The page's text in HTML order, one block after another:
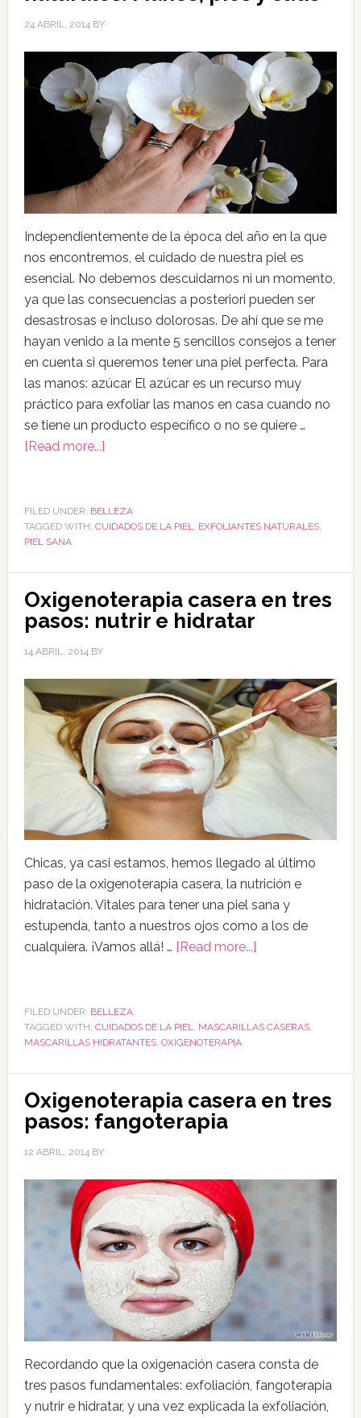
24 ABRIL, 2014BY
Independientemente de la época del año en la que
nos encontremos, el cuidado de nuestra piel es
esencial. No debemos descuidarnos ni un momento,
ya que las consecuencias a posteriori pueden ser
desastrosas e incluso dolorosas. De ahí que se me
hayan venido a la mente 5 sencillos consejos a tener
en cuenta si queremos tener una piel perfecta. Para
las manos: azúcar El azúcar es un recurso muy
práctico para exfoliar las manos en casa cuando no
se tiene un producto específico o no se quiere …
[Read more...]
FILED UNDER: BELLEZA
TAGGED WITH: CUIDADOS DE LA PIEL EXFOLIANTES NATURALES,
PIEL SANA
Oxigenoterapia casera en tres
pasos: nutrir e hidratar
14 ABRIL, 2014 BY
Chicas, ya casi estamos, hemos llegado al último
paso de la oxigenoterapia casera, la nutrición e
hidratación. Vitales para tener una piel sana y
estupenda, tanto a nuestros ojos como a los de
cualquiera. ¡Vamos allá! … [Read more...]
FILED UNDER: BELLEZA
TAGGED WITH: CUIDADOS DE LA PIEL, MASCARILLAS CASERAS,
MASCARILLAS HIDRATANTES, OXIGENOTERAPIA
Oxigenoterapia casera en tres
pasos: fangoterapia
12 ABRIL, 2014BY
Recordando que la oxigenación casera consta de
tres pasos fundamentales: exfoliación, fangoterapia
y nutrir e hidratar, y una vez explicada la exfoliación,